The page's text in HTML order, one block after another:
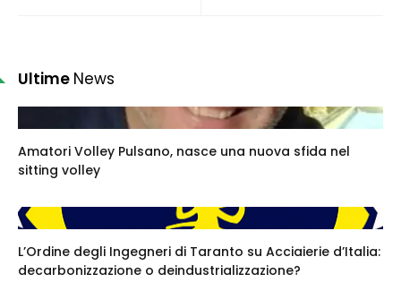
Ultime News
Amatori Volley Pulsano, nasce una nuova sfida nel
sitting volley
L’Ordine degli Ingegneri di Taranto su Acciaierie d’Italia:
decarbonizzazione o deindustrializzazione?